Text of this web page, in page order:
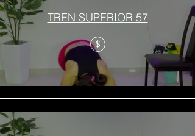
TREN SUPERIOR 57
$